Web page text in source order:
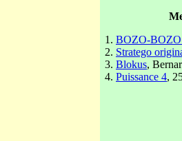
1. BOZO-BOZO
2. Stratego
3. Blokus,
4. Puissance 4,